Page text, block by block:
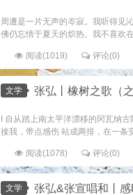
周遭是一片无声的岑寂。我听得见
佛仍忘情于夏天的炽热。我不喜欢
阅读(1019) 评论(0)
文学 张弘丨橡树之歌（之
I 自从踏上南太平洋漂移的冈瓦纳
接我，带点感伤 站成两排，在一条
阅读(1078) 评论(0)
文学 张弘&张宣唱和丨感